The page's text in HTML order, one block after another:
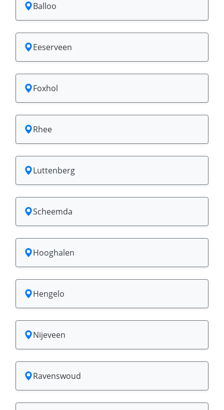
Balloo
Eeserveen
Foxhol
Rhee
Luttenberg
Scheemda
Hooghalen
Hengelo
Nijeveen
Ravenswoud